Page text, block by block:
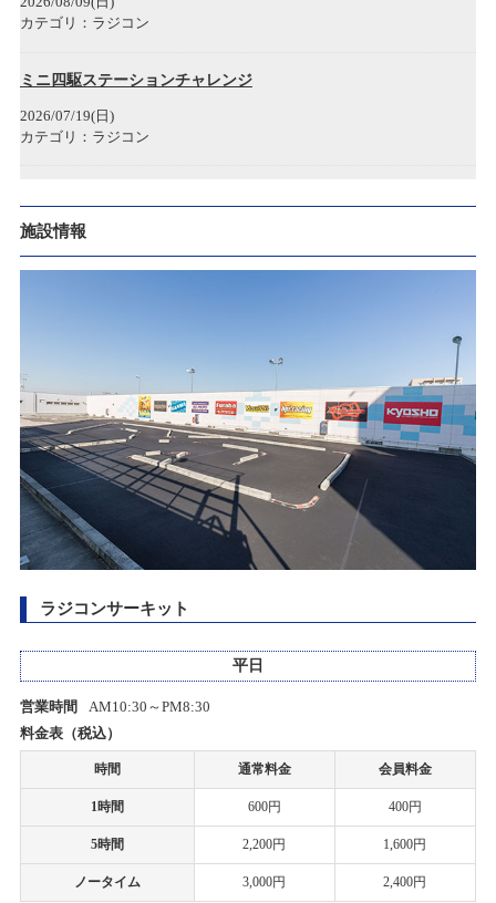
2022/11/22
お詫び
クルクル秋葉原店 臨時休業のお知らせ
2022/05/02
ゴールデンウィーク期間中の営業時間変更のお知らせ
2021/08/21
PCR検査陽性者発生のお知らせ
2021/08/04
PCR検査陽性者発生のお知らせ
2021/02/24
2021/02/02
ホビーショップタムタム金沢店開店のお知らせ
一部店舗 営業時間変更のお知らせ
2021/01/08
一部店舗 営業時間変更のお知らせ
カテゴリ：ラジコン
ミニ四駆ステーションチャレンジ
2026/07/19(日)
カテゴリ：ラジコン
2026/07/12(日)
ミニ四駆ステーション
2026/06/14(日)
カテゴリ：ラジコン
2026/06/07(日)
カテゴリ：ラジコン
創業50周年感謝祭Part2プレゼント当選者発表のお知らせ
カテゴリ：キャンペーン
ミニ四駆ステーションチャレンジ
2026/05/10(日)
カテゴリ：ラジコン
ﾀﾐﾔﾁｬﾚﾝｼﾞｶｯﾌﾟ
2026/05/03(日)
カテゴリ：ラジコン
施設情報
ラジコンサーキット
平日
営業時間
AM10:30～PM8:30
料金表（税込）
時間 通常料金 会員料金
1時間 600円 400円
5時間 2,200円 1,600円
ノータイム 3,000円 2,400円